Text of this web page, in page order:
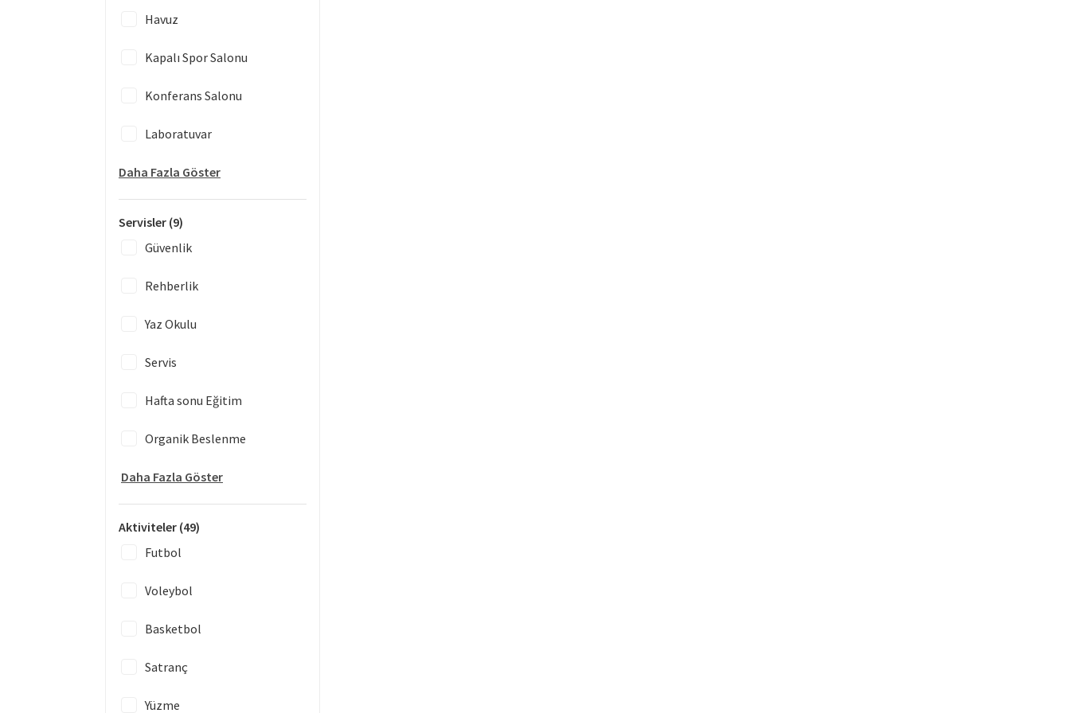
Havuz
Kapalı Spor Salonu
Konferans Salonu
Laboratuvar
Daha Fazla Göster
Servisler (9)
Güvenlik
Rehberlik
Yaz Okulu
Servis
Hafta sonu Eğitim
Organik Beslenme
Daha Fazla Göster
Aktiviteler (49)
Futbol
Voleybol
Basketbol
Satranç
Yüzme